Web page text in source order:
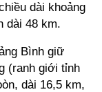
dài khoảng
dài 48 km.
Bình giữ
(ranh giới tỉnh
dài 16,5 km,